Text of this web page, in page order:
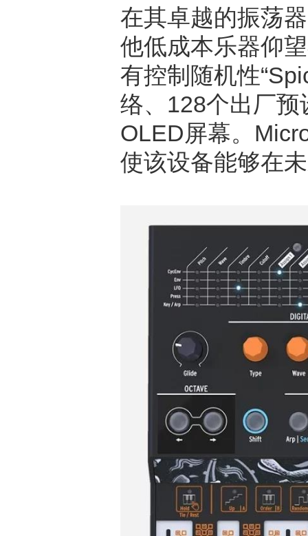
在其卓越的振荡
他低成本乐器仰
有控制随机性
络、128个出厂
OLED屏幕。
使该设备能够在